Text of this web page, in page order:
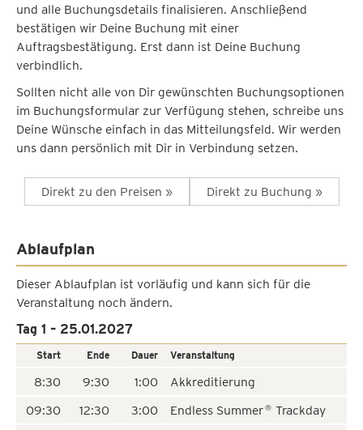
und alle Buchungsdetails finalisieren. Anschließend
bestätigen wir Deine Buchung mit einer
Auftragsbestätigung. Erst dann ist Deine Buchung
verbindlich.
Sollten nicht alle von Dir gewünschten Buchungsoptionen
im Buchungsformular zur Verfügung stehen, schreibe uns
Deine Wünsche einfach in das Mitteilungsfeld. Wir werden
uns dann persönlich mit Dir in Verbindung setzen.
Direkt zu den Preisen » Direkt zu Buchung »
Ablaufplan
Dieser Ablaufplan ist vorläufig und kann sich für die
Veranstaltung noch ändern.
Tag 1 – 25.01.2027
Start Ende Dauer Veranstaltung
8:30 9:30 1:00
Akkreditierung
09:30
12:30 3:00 Endless Summer® Trackday